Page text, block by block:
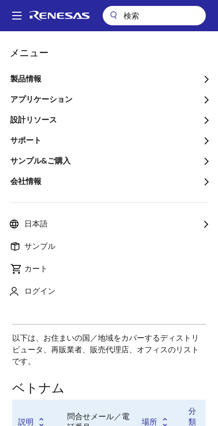
ン
Main
メニュー
製品情報
アプリケーション
設計リソース
サポート
サンプル&ご購入
会社情報
日本語
サンプル
カート
ログイン
パ
ン
く
ず
のディレクトリ
地域を変更する
国／地域
分類
販売代理店
付加価値再販業者
以下は、お住まいの国／地域をカバーするディストリ
ビュータ、再販業者、販売代理店、オフィスのリスト
です。
ベトナム
説明
問合せメール／電
場所
分
類